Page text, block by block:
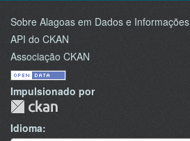
Sobre Alagoas em Dados e Informações
API do CKAN
Associação CKAN
Impulsionado por
Idioma